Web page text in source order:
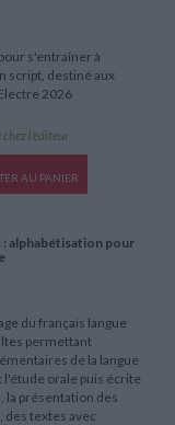
s'entraîner à
script, destiné aux
2026
l'éditeur
AU PANIER
: alphabétisation pour
du français langue
permettant
de la langue
orale puis écrite
la présentation des
textes avec